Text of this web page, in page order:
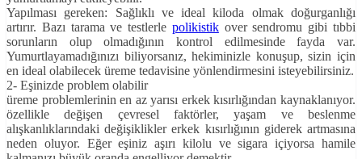
Yapılması gereken: Sağlıklı ve ideal kiloda olmak doğurganlığı
artırır. Bazı tarama ve testlerle polikistikover sendromu gibi tıbbi
sorunların olup olmadığının kontrol edilmesinde fayda var.
Yumurtlayamadığınızı biliyorsanız, hekiminizle konuşup, sizin için
en ideal olabilecek üreme tedavisine yönlendirmesini isteyebilirsiniz.
2- Eşinizde problem olabilir
üreme problemlerinin en az yarısı erkek kısırlığından kaynaklanıyor.
özellikle değişen çevresel faktörler, yaşam ve beslenme
alışkanlıklarındaki değişiklikler erkek kısırlığının giderek artmasına
neden oluyor. Eğer eşiniz aşırı kilolu ve sigara içiyorsa hamile